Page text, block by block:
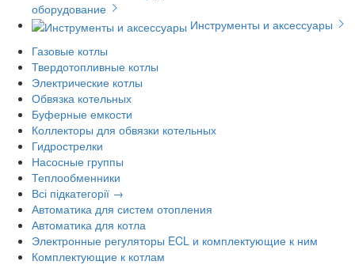
оборудование
Инструменты и аксессуары
Газовые котлы
Твердотопливные котлы
Электрические котлы
Обвязка котельных
Буферные емкости
Коллекторы для обвязки котельных
Гидрострелки
Насосные группы
Теплообменники
Всі підкатегорії →
Автоматика для систем отопления
Автоматика для котла
Электронные регуляторы ECL и комплектующие к ним
Комплектующие к котлам